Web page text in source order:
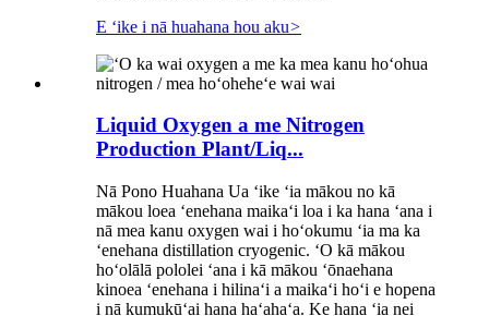
E ʻike i nā huahana hou aku>
Liquid Oxygen a me Nitrogen
Production Plant/Liq...
Nā Pono Huahana Ua ʻike ʻia mākou no kā
mākou loea ʻenehana maikaʻi loa i ka hana ʻana i
nā mea kanu oxygen wai i hoʻokumu ʻia ma ka
ʻenehana distillation cryogenic. ʻO kā mākou
hoʻolālā pololei ʻana i kā mākou ʻōnaehana
kinoea ʻenehana i hilinaʻi a maikaʻi hoʻi e hopena
i nā kumukūʻai hana haʻahaʻa. Ke hana ʻia nei